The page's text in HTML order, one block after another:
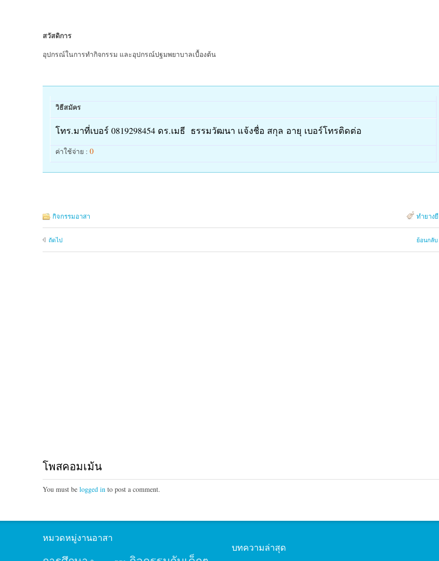
สวัสดิการ
อุปกรณ์ในการทำกิจกรรม และอุปกรณ์ปฐมพยาบาลเบื้องต้น
วิธีสมัคร
โทร.มาที่เบอร์ 0819298454 ดร.เมธี ธรรมวัฒนา แจ้งชื่อ สกุล อายุ เบอร์โทรติดต่อ
ค่าใช้จ่าย : 0
กิจกรรมอาสา ทำยาง
ถัดไป ย้อนกลับ
โพสคอมเม้น
You must be logged in to post a comment.
หมวดหมู่งานอาสา
บทความล่าสุด